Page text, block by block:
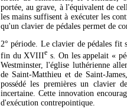
portée, au grave, à l'équivalent de
les mains suffisent à exécuter les
qu'un clavier de pédales permet de
2° période. Le clavier de pédales fit
fin du XVIIIe s. On les appelait «
Westminster, l'église luthérienne
de Saint-Matthieu et de Saint-
possédé les premières un clavier
incertaine. Cette innovation
d'exécution contrepointique.